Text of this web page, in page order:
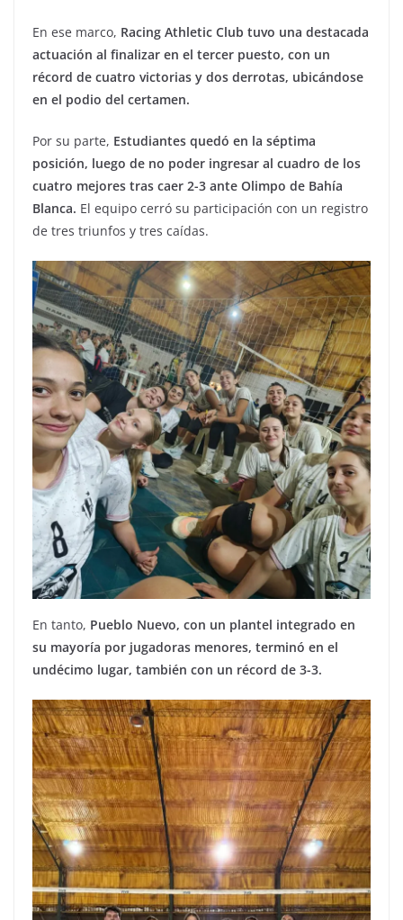
En ese marco, Racing Athletic Club tuvo una destacada
actuación al finalizar en el tercer puesto, con un
récord de cuatro victorias y dos derrotas, ubicándose
en el podio del certamen.
Por su parte, Estudiantes quedó en la séptima
posición, luego de no poder ingresar al cuadro de los
cuatro mejores tras caer 2-3 ante Olimpo de Bahía
Blanca. El equipo cerró su participación con un registro
de tres triunfos y tres caídas.
En tanto, Pueblo Nuevo, con un plantel integrado en
su mayoría por jugadoras menores, terminó en el
undécimo lugar, también con un récord de 3-3.